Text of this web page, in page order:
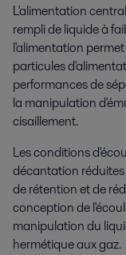
L'alimentation
rempli de liquide à
l'alimentation
particules
performances de
la manipulation
cisaillement.
Les conditions
décantation
de rétention et de
conception de
manipulation du
hermétique aux gaz.